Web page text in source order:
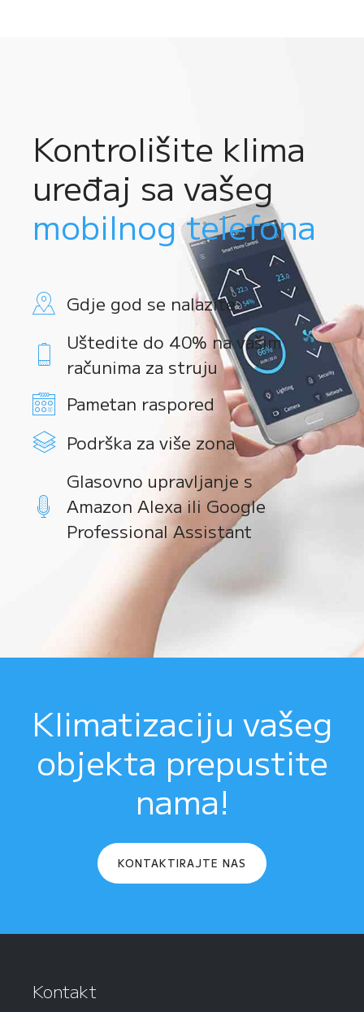
Kontrolišite klima
uređaj sa vašeg
mobilnog telefona
Gdje god se nalazite
Uštedite do 40% na vašim
računima za struju
Pametan raspored
Podrška za više zona
Glasovno upravljanje s
Amazon Alexa ili Google
Professional Assistant
Klimatizaciju vašeg
objekta prepustite
nama!
KONTAKTIRAJTE NAS
Kontakt